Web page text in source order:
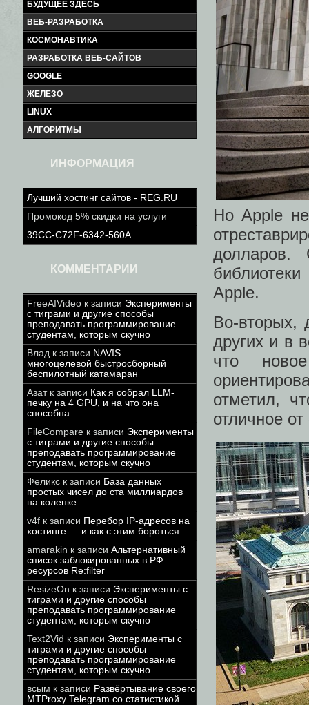
БУДУЩЕЕ ЗДЕСЬ
ВЕБ-РАЗРАБОТКА
КОСМОНАВТИКА
РАЗРАБОТКА ВЕБ-САЙТОВ
GOOGLE
ЖЕЛЕЗО
LINUX
АЛГОРИТМЫ
ИНФОРМАЦИЯ
Лучший хостинг сайтов - REG.RU
Промокод 5% скидки на услуги
39CC-C72F-6342-560A
КОММЕНТАРИИ
FreeAIVideo к записи Эксперименты
с тиграми и другие способы
преподавать программирование
студентам, которым скучно
Влад к записи NAVIS —
многоцелевой быстросборный
беспилотный катамаран
Азатк записи Как я собрал LLM-
печку на 4 GPU, и на что она
способна
FileCompare к записи Эксперименты
с тиграми и другие способы
преподавать программирование
студентам, которым скучно
Феликс к записи База данных
простых чисел до ста миллиардов
на коленке
v4f к записи Перебор IP-адресов на
хостинге — и как с этим бороться
amarakin к записи Альтернативный
список заблокированных в РФ
ресурсов Re:filter
ResizeOn к записи Эксперименты с
тиграми и другие способы
преподавать программирование
студентам, которым скучно
Text2Vid к записи Эксперименты с
тиграми и другие способы
преподавать программирование
студентам, которым скучно
всым к записи Развёртывание своего
MTProxy Telegram со статистикой
Но Apple
долларов.
Apple.
Во-вторых,
других и в
что
отметил,
отличное